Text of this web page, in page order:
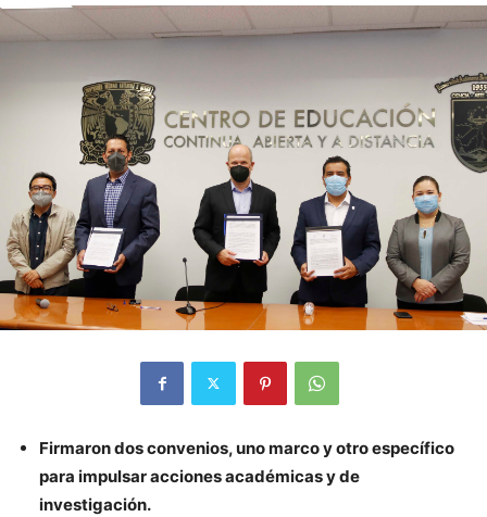
Firmaron dos convenios, uno marco y otro específico
para impulsar acciones académicas y de
investigación.